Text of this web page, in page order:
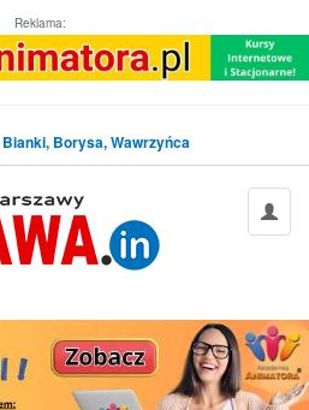
Reklama:
Bianki, Borysa, Wawrzyńca